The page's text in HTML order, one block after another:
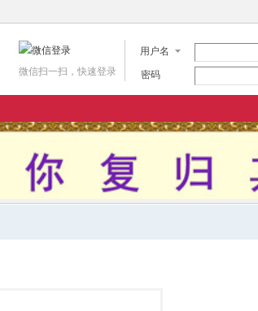
用户名
密码
微信扫一扫，快速登录